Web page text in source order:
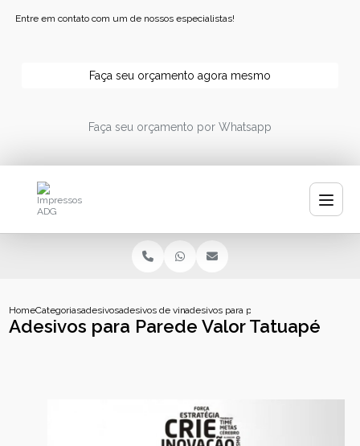
Entre em contato com um de nossos especialistas!
Faça seu orçamento agora mesmo
Faça seu orçamento por Whatsapp
HomeCategoriasadesivosadesivos de vinil personalizadosadesivos para parede valor tatuape
Adesivos para Parede Valor Tatuapé